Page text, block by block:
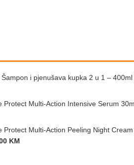
Šаmpon i pjenušаvа kupkа 2 u 1 – 400ml
Protect Multi-Action Intensive Serum
Protect Multi-Action Peeling Night Cream
KM